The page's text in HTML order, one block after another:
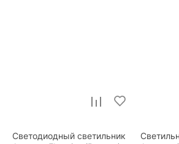
Светодиодный светильник